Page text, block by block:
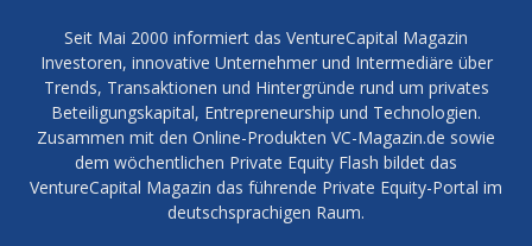
Seit Mai 2000 informiert das VentureCapital Magazin
Investoren, innovative Unternehmer und Intermediäre über
Trends, Transaktionen und Hintergründe rund um privates
Beteiligungskapital, Entrepreneurship und Technologien.
Zusammen mit den Online-Produkten VC-Magazin.de sowie
dem wöchentlichen Private Equity Flash bildet das
VentureCapital Magazin das führende Private Equity-Portal im
deutschsprachigen Raum.